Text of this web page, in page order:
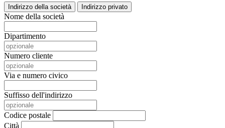
Indirizzo della società Indirizzo privato
Nome della società
Dipartimento
Numero cliente
Via e numero civico
Suffisso dell'indirizzo
Codice postale
Città